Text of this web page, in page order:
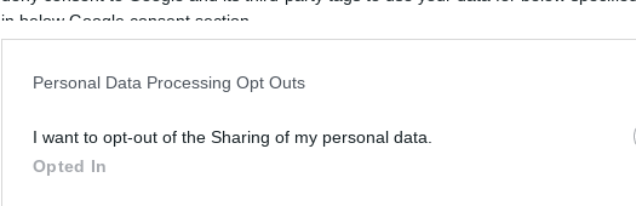
in below Google consent section.
Personal Data Processing Opt Outs
I want to opt-out of the Sharing of my personal data.
Opted In